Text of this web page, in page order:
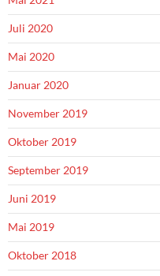
Juli 2020
Mai 2020
Januar 2020
November 2019
Oktober 2019
September 2019
Juni 2019
Mai 2019
Oktober 2018